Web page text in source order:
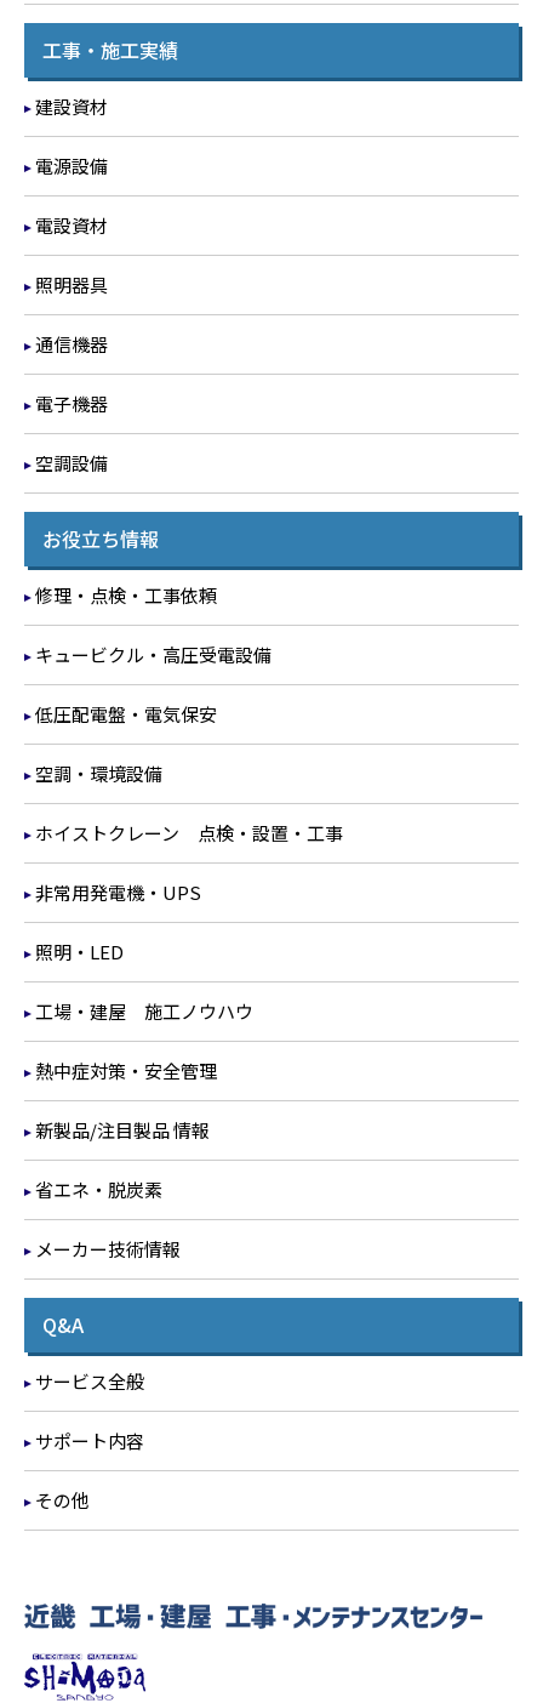
工事・施工実績
建設資材
電源設備
電設資材
照明器具
通信機器
電子機器
空調設備
お役立ち情報
修理・点検・工事依頼
キュービクル・高圧受電設備
低圧配電盤・電気保安
空調・環境設備
ホイストクレーン 点検・設置・工事
非常用発電機・UPS
照明・LED
工場・建屋 施工ノウハウ
熱中症対策・安全管理
新製品/注目製品 情報
省エネ・脱炭素
メーカー技術情報
Q&A
サービス全般
サポート内容
その他